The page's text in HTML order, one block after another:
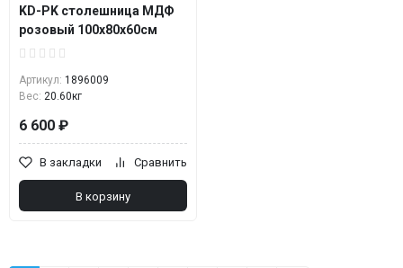
KD-PK столешница МДФ
розовый 100x80x60см
Артикул: 1896009
Вес: 20.60кг
6 600 ₽
В закладки Сравнить
В корзину